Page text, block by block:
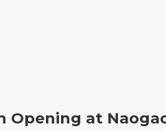
Opening at